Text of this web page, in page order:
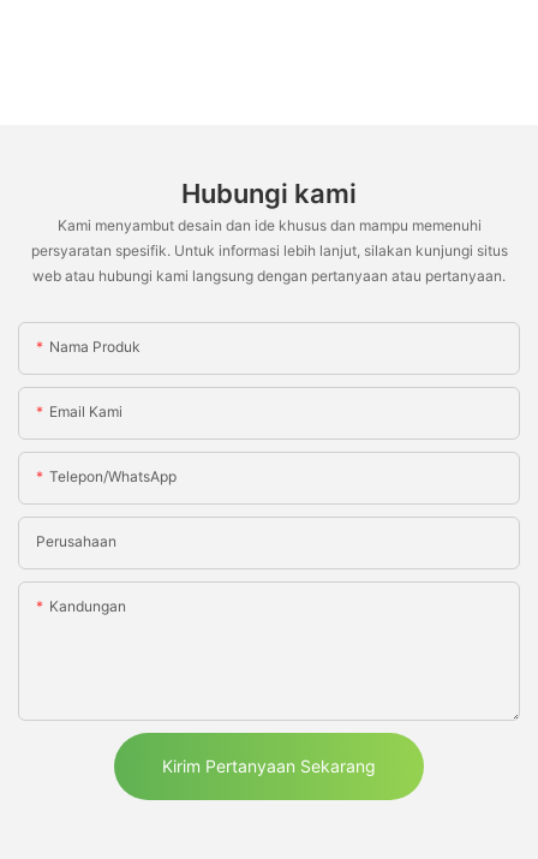
Hubungi kami
Kami menyambut desain dan ide khusus dan mampu memenuhi
persyaratan spesifik. Untuk informasi lebih lanjut, silakan kunjungi situs
web atau hubungi kami langsung dengan pertanyaan atau pertanyaan.
Nama Produk
Email Kami
Telepon/WhatsApp
Perusahaan
Kandungan
Kirim Pertanyaan Sekarang